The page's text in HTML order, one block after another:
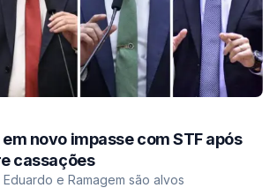
novo impasse com STF após
cassações
e Ramagem são alvos